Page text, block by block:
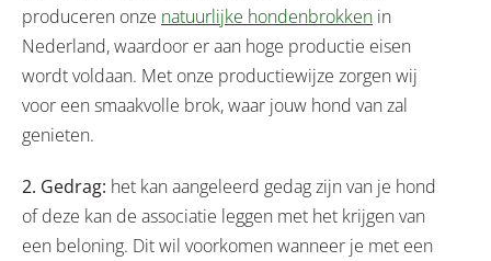
produceren onze natuurlijke hondenbrokken in
Nederland, waardoor er aan hoge productie eisen
wordt voldaan. Met onze productiewijze zorgen wij
voor een smaakvolle brok, waar jouw hond van zal
genieten.
2. Gedrag: het kan aangeleerd gedag zijn van je hond
of deze kan de associatie leggen met het krijgen van
een beloning. Dit wil voorkomen wanneer je met een